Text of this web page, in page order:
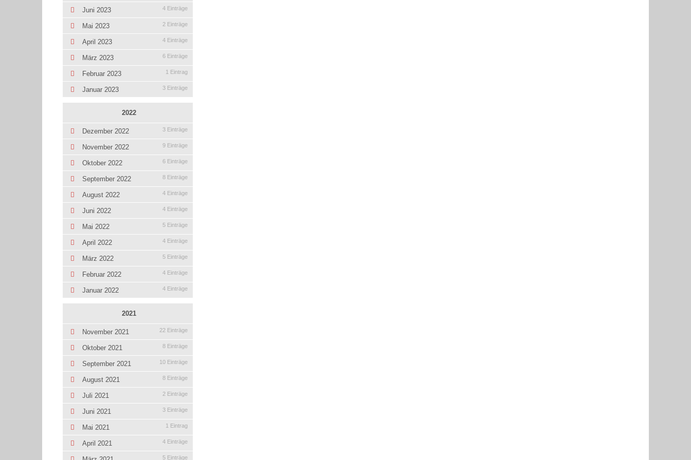
Juni 2023 4 Einträge
Mai 2023 2 Einträge
April 2023 4 Einträge
März 2023 6 Einträge
Februar 2023 1 Eintrag
Januar 2023 3 Einträge
2022
Dezember 2022 3 Einträge
November 2022 9 Einträge
Oktober 2022 6 Einträge
September 2022 8 Einträge
August 2022 4 Einträge
Juni 2022 4 Einträge
Mai 2022 5 Einträge
April 2022 4 Einträge
März 2022 5 Einträge
Februar 2022 4 Einträge
Januar 2022 4 Einträge
2021
November 2021 22 Einträge
Oktober 2021 8 Einträge
September 2021 10 Einträge
August 2021 8 Einträge
Juli 2021 2 Einträge
Juni 2021 3 Einträge
Mai 2021 1 Eintrag
April 2021 4 Einträge
5 Einträge